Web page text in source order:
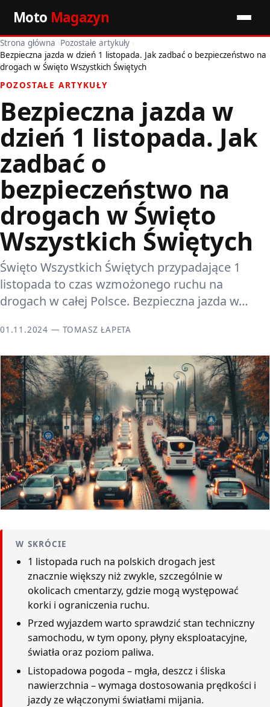
Moto Magazyn
Start
Premiery
Porady motoryzacyjne
Pozostałe artykuły
Strona główna ›Pozostałe artykuły ›
Bezpieczna jazda w dzień 1 listopada. Jak zadbać o bezpieczeństwo na
drogach w Święto Wszystkich Świętych
POZOSTAŁE ARTYKUŁY
Bezpieczna jazda w
dzień 1 listopada. Jak
zadbać o
bezpieczeństwo na
drogach w Święto
Wszystkich Świętych
Święto Wszystkich Świętych przypadające 1
listopada to czas wzmożonego ruchu na
drogach w całej Polsce. Bezpieczna jazda w…
01.11.2024 — TOMASZ ŁAPETA
W SKRÓCIE
1 listopada ruch na polskich drogach jest
znacznie większy niż zwykle, szczególnie w
okolicach cmentarzy, gdzie mogą występować
korki i ograniczenia ruchu.
Przed wyjazdem warto sprawdzić stan techniczny
samochodu, w tym opony, płyny eksploatacyjne,
światła oraz poziom paliwa.
Listopadowa pogoda – mgła, deszcz i śliska
nawierzchnia – wymaga dostosowania prędkości i
jazdy ze włączonymi światłami mijania.